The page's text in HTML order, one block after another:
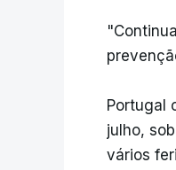
Portugal
julho,
vários